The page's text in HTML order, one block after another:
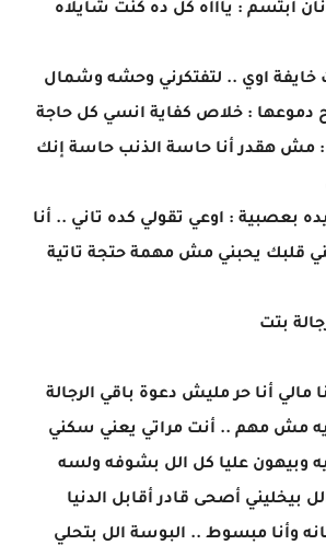
ابتسم : ياااه كل ده كنت شايلاه
اوي .. لتفتكرني وحشه وشمال
دموعها : خلاص كفاية انسي كل حاجة
مش هقدر أنا حاسة الذنب حاسة إنك
بعصبية : اوعي تقولي كده تاني .. أنا
قلبك يحبني مش مهمة حتجة تاتية
بتت
مالي أنا حر مليش دعوة باقي الرجالة
ايه مش مهم .. أنت مراتي يعني سكني
وبيهون عليا كل الل بشوفه ولسه
أصحى قادر أقابل الدنيا
وأنا مبسوط .. البوسة الل بتحلي